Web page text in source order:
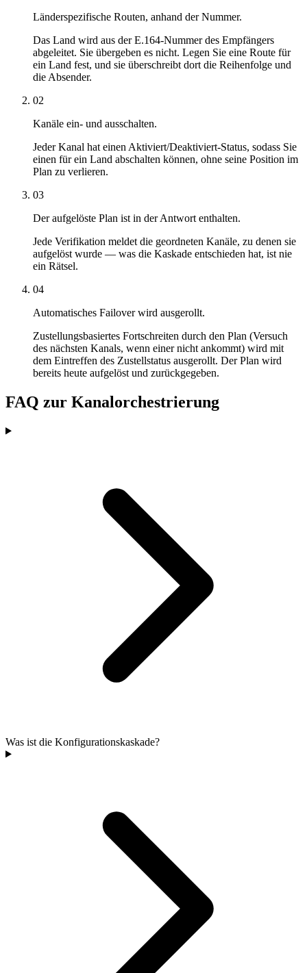
Länderspezifische Routen, anhand der Nummer.
Das Land wird aus der E.164-Nummer des Empfängers
abgeleitet. Sie übergeben es nicht. Legen Sie eine Route für
ein Land fest, und sie überschreibt dort die Reihenfolge und
die Absender.
02
Kanäle ein- und ausschalten.
Jeder Kanal hat einen Aktiviert/Deaktiviert-Status, sodass Sie
einen für ein Land abschalten können, ohne seine Position im
Plan zu verlieren.
03
Der aufgelöste Plan ist in der Antwort enthalten.
Jede Verifikation meldet die geordneten Kanäle, zu denen sie
aufgelöst wurde — was die Kaskade entschieden hat, ist nie
ein Rätsel.
04
Automatisches Failover wird ausgerollt.
Zustellungsbasiertes Fortschreiten durch den Plan (Versuch
des nächsten Kanals, wenn einer nicht ankommt) wird mit
dem Eintreffen des Zustellstatus ausgerollt. Der Plan wird
bereits heute aufgelöst und zurückgegeben.
FAQ zur Kanalorchestrierung
Was ist die Konfigurationskaskade?